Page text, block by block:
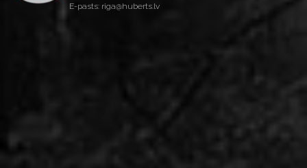
E-pasts: riga@huberts.lv